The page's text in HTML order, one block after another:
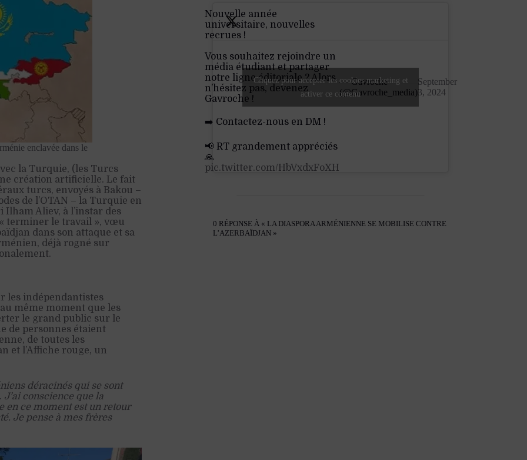
enclavée dans le
la Turquie, (les Turcs
création artificielle. Le fait
turcs, envoyés à Bakou –
de l’OTAN – la Turquie en
Aliev, à l’instar des
terminer le travail », vœu
dans son attaque et sa
déjà rogné sur
les indépendantistes
même moment que les
le grand public sur le
de personnes étaient
de toutes les
et l’Affiche rouge, un
déracinés qui se sont
J’ai conscience que la
en ce moment est un retour
Je pense à mes frères
Nouvelle année
universitaire, nouvelles
recrues !
Vous souhaitez rejoindre un
média étudiant et partager
notre ligne éditoriale ? Alors
n’hésitez pas, devenez
Gavroche !
➡️ Contactez-nous en DM !
📢 RT grandement appréciés
🙏
pic.twitter.com/HbVxdxFoXH
— Gavroche
(@Gavroche_media)
September
3, 2024
Cliquez pour accepter les cookies marketing et
activer ce contenu
0 RÉPONSE À « LA DIASPORA ARMÉNIENNE SE MOBILISE CONTRE
L’AZERBAÏDJAN »